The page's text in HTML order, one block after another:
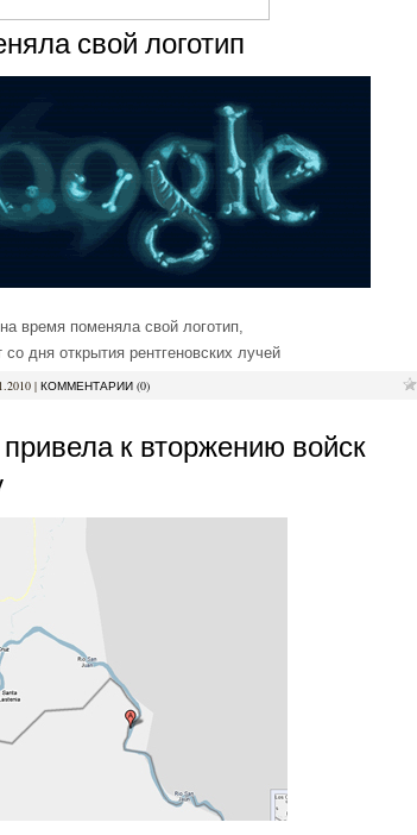
свой логотип
время поменяла свой логотип,
со дня открытия рентгеновских лучей
| КОММЕНТАРИИ (0)
к вторжению войск